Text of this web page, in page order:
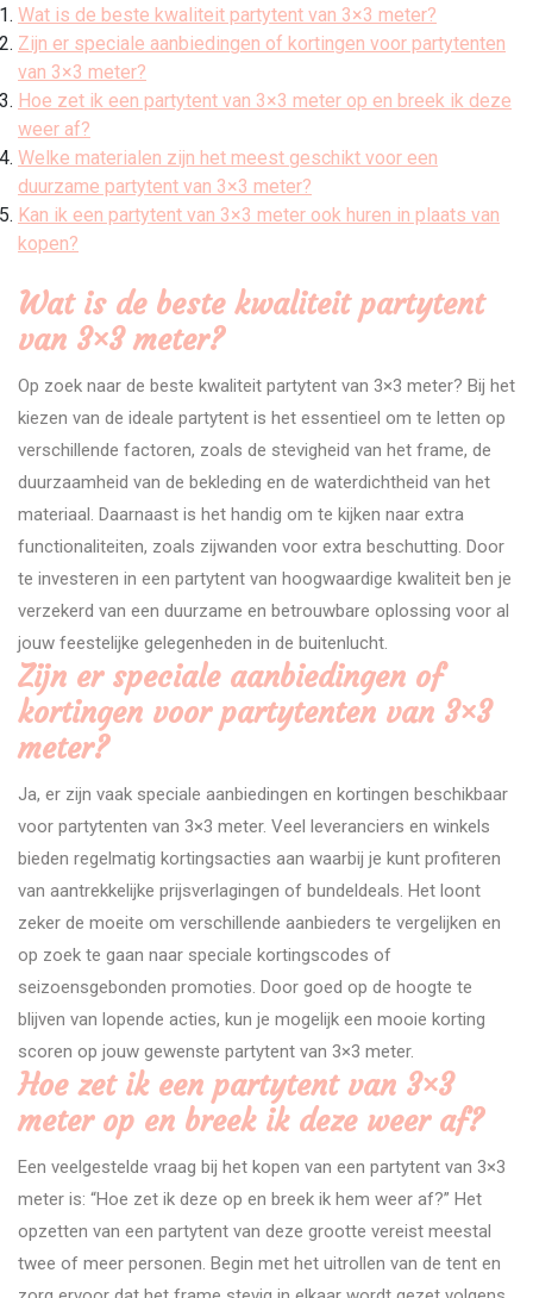
Wat is de beste kwaliteit partytent van 3×3 meter?
Zijn er speciale aanbiedingen of kortingen voor partytenten
van 3×3 meter?
Hoe zet ik een partytent van 3×3 meter op en breek ik deze
weer af?
Welke materialen zijn het meest geschikt voor een
duurzame partytent van 3×3 meter?
Kan ik een partytent van 3×3 meter ook huren in plaats van
kopen?
Wat is de beste kwaliteit partytent
van 3×3 meter?
Op zoek naar de beste kwaliteit partytent van 3×3 meter? Bij het
kiezen van de ideale partytent is het essentieel om te letten op
verschillende factoren, zoals de stevigheid van het frame, de
duurzaamheid van de bekleding en de waterdichtheid van het
materiaal. Daarnaast is het handig om te kijken naar extra
functionaliteiten, zoals zijwanden voor extra beschutting. Door
te investeren in een partytent van hoogwaardige kwaliteit ben je
verzekerd van een duurzame en betrouwbare oplossing voor al
jouw feestelijke gelegenheden in de buitenlucht.
Zijn er speciale aanbiedingen of
kortingen voor partytenten van 3×3
meter?
Ja, er zijn vaak speciale aanbiedingen en kortingen beschikbaar
voor partytenten van 3×3 meter. Veel leveranciers en winkels
bieden regelmatig kortingsacties aan waarbij je kunt profiteren
van aantrekkelijke prijsverlagingen of bundeldeals. Het loont
zeker de moeite om verschillende aanbieders te vergelijken en
op zoek te gaan naar speciale kortingscodes of
seizoensgebonden promoties. Door goed op de hoogte te
blijven van lopende acties, kun je mogelijk een mooie korting
scoren op jouw gewenste partytent van 3×3 meter.
Hoe zet ik een partytent van 3×3
meter op en breek ik deze weer af?
Een veelgestelde vraag bij het kopen van een partytent van 3×3
meter is: “Hoe zet ik deze op en breek ik hem weer af?” Het
opzetten van een partytent van deze grootte vereist meestal
twee of meer personen. Begin met het uitrollen van de tent en